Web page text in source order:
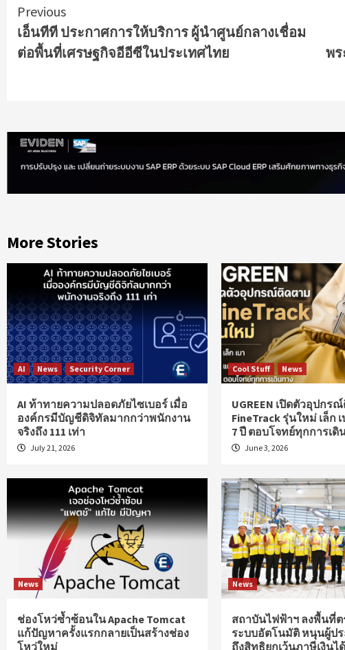
Continue
Reading
Previous
เอ็นทีที ประกาศการให้บริการ ผู้นำศูนย์กลางเชื่อม
ต่อพื้นที่เศรษฐกิจอีอีซีในประเทศไทย
พ
More Stories
AI News Security Corner
AI ท้าทายความปลอดภัยไซเบอร์ เมื่อ
องค์กรมีบัญชีดิจิทัลมากกว่าพนักงาน
จริงถึง 111 เท่า
July 21, 2026
Cool Stuff News
UGREEN เปิดตัวอุปกร
FineTrack รุ่นใหม่ เล็ก
7 ปี ตอบโจทย์ทุกการเดิ
June 3, 2026
News
ช่องโหว่ซ้ำซ้อนใน Apache Tomcat
แก้ปัญหาครั้งแรกกลายเป็นสร้างช่อง
โหว่ใหม่
News
สถาบันไฟฟ้าฯ ลงพื้นที่ต
ระบบอัตโนมัติ หนุนผู้ปร
ถึงสิทธิยกเว้นภาษีเงิน